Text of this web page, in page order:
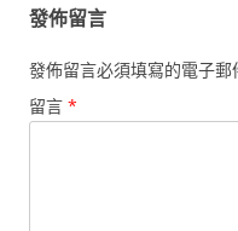
發佈留言
發佈留言必須填寫的電子郵
留言 *